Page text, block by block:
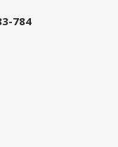
784